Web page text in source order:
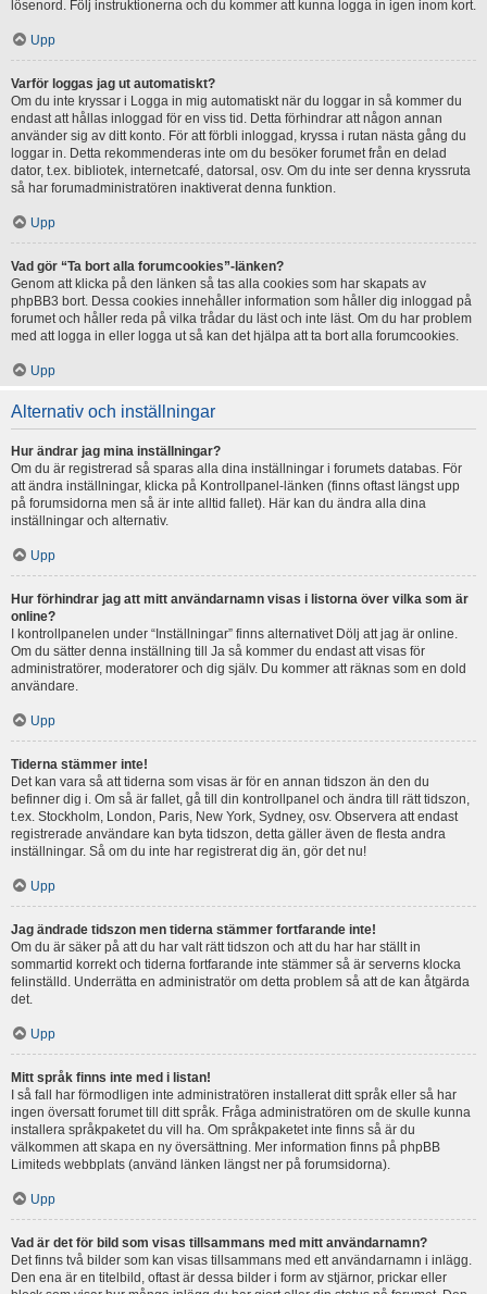
lösenord. Följ instruktionerna och du kommer att kunna logga in igen inom kort.
Upp
Varför loggas jag ut automatiskt?
Om du inte kryssar i Logga in mig automatiskt när du loggar in så kommer du
endast att hållas inloggad för en viss tid. Detta förhindrar att någon annan
använder sig av ditt konto. För att förbli inloggad, kryssa i rutan nästa gång du
loggar in. Detta rekommenderas inte om du besöker forumet från en delad
dator, t.ex. bibliotek, internetcafé, datorsal, osv. Om du inte ser denna kryssruta
så har forumadministratören inaktiverat denna funktion.
Upp
Vad gör “Ta bort alla forumcookies”-länken?
Genom att klicka på den länken så tas alla cookies som har skapats av
phpBB3 bort. Dessa cookies innehåller information som håller dig inloggad på
forumet och håller reda på vilka trådar du läst och inte läst. Om du har problem
med att logga in eller logga ut så kan det hjälpa att ta bort alla forumcookies.
Upp
Alternativ och inställningar
Hur ändrar jag mina inställningar?
Om du är registrerad så sparas alla dina inställningar i forumets databas. För
att ändra inställningar, klicka på Kontrollpanel-länken (finns oftast längst upp
på forumsidorna men så är inte alltid fallet). Här kan du ändra alla dina
inställningar och alternativ.
Upp
Hur förhindrar jag att mitt användarnamn visas i listorna över vilka som är
online?
I kontrollpanelen under “Inställningar” finns alternativet Dölj att jag är online.
Om du sätter denna inställning till Ja så kommer du endast att visas för
administratörer, moderatorer och dig själv. Du kommer att räknas som en dold
användare.
Upp
Tiderna stämmer inte!
Det kan vara så att tiderna som visas är för en annan tidszon än den du
befinner dig i. Om så är fallet, gå till din kontrollpanel och ändra till rätt tidszon,
t.ex. Stockholm, London, Paris, New York, Sydney, osv. Observera att endast
registrerade användare kan byta tidszon, detta gäller även de flesta andra
inställningar. Så om du inte har registrerat dig än, gör det nu!
Upp
Jag ändrade tidszon men tiderna stämmer fortfarande inte!
Om du är säker på att du har valt rätt tidszon och att du har har ställt in
sommartid korrekt och tiderna fortfarande inte stämmer så är serverns klocka
felinställd. Underrätta en administratör om detta problem så att de kan åtgärda
det.
Upp
Mitt språk finns inte med i listan!
I så fall har förmodligen inte administratören installerat ditt språk eller så har
ingen översatt forumet till ditt språk. Fråga administratören om de skulle kunna
installera språkpaketet du vill ha. Om språkpaketet inte finns så är du
välkommen att skapa en ny översättning. Mer information finns på phpBB
Limiteds webbplats (använd länken längst ner på forumsidorna).
Upp
Vad är det för bild som visas tillsammans med mitt användarnamn?
Det finns två bilder som kan visas tillsammans med ett användarnamn i inlägg.
Den ena är en titelbild, oftast är dessa bilder i form av stjärnor, prickar eller